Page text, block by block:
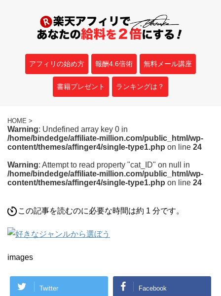
アフィリの始め方 報酬4.6倍術 無料メール講座
書籍プレゼント ランキングは？
HOME >
Warning: Undefined array key 0 in
/home/bindedge/affiliate-million.com/public_html/wp-
content/themes/affinger4/single-type1.php on line 24
Warning: Attempt to read property "cat_ID" on null in
/home/bindedge/affiliate-million.com/public_html/wp-
content/themes/affinger4/single-type1.php on line 24
この記事を読むのに必要な時間は約 1 分です。
images
Twitter Facebook